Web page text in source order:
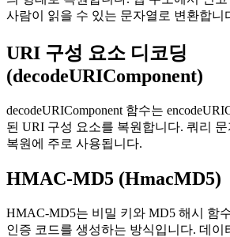
사람이 읽을 수 있는 문자열로 변환합니
URI 구성 요소 디코딩
(decodeURIComponent)
decodeURIComponent 함수는
된 URI 구성 요소를 복원합니다. 쿼리
복원에 주로 사용됩니다.
HMAC-MD5 (HmacMD5)
HMAC-MD5는 비밀 키와 MD5 해시 함
인증 코드를 생성하는 방식입니다. 데이